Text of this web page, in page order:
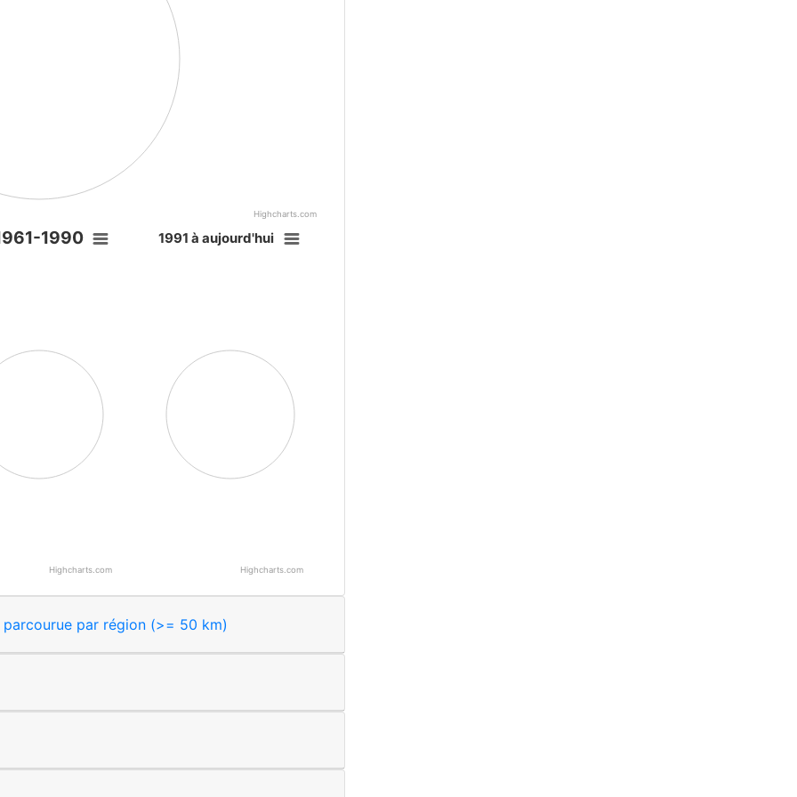
Highcharts.com
1990
Highcharts.com
1991 à aujourd'hui
Highcharts.com
Histogramme indiquant la distance parcourue par région (>= 50 km)